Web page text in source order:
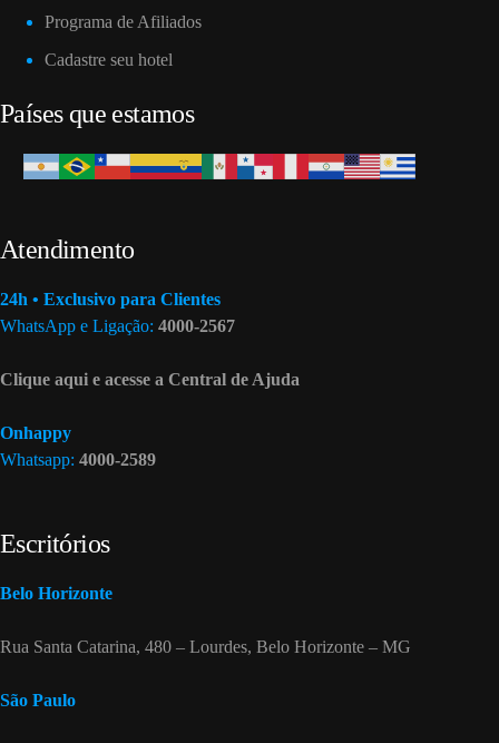
Programa de Afiliados
Cadastre seu hotel
Países que estamos
Atendimento
24h • Exclusivo para Clientes
WhatsApp e Ligação: 4000-2567
Clique aqui e acesse a Central de Ajuda
Onhappy
Whatsapp: 4000-2589
Escritórios
Belo Horizonte
Rua Santa Catarina, 480 – Lourdes, Belo Horizonte – MG
São Paulo